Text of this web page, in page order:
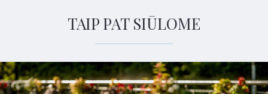
TAIP PAT SIŪLOME